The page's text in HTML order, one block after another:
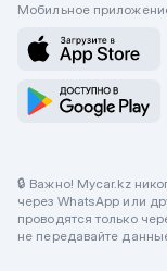
Мобильное
🔒 Важно! Mycar.kz
через WhatsApp или
проводятся только
не передавайте